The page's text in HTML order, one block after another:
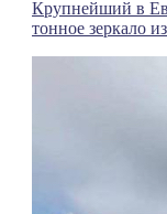
Крупнейший в
тонное зеркало